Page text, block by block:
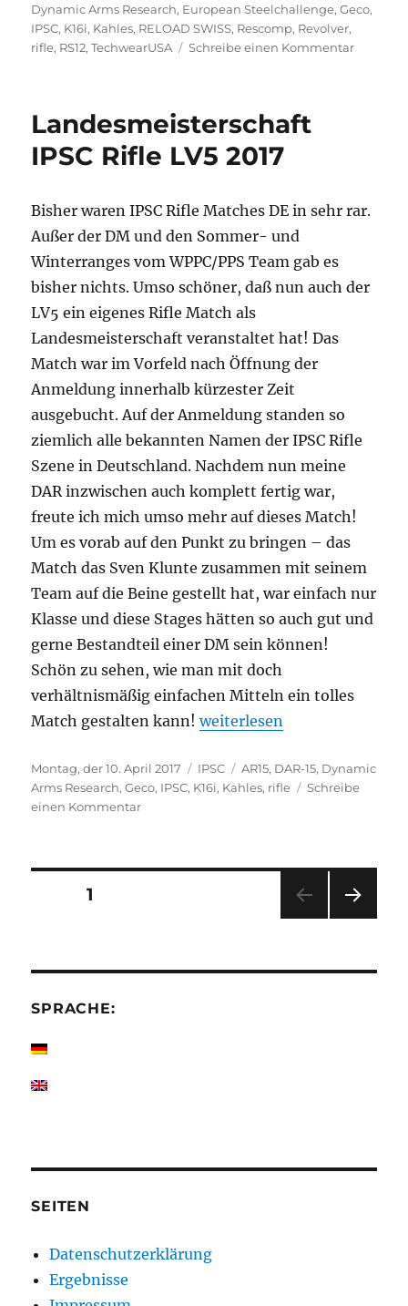
am
Dynamic Arms Research, European Steelchallenge,Geco,
IPSC, K16i, Kahles, RELOAD SWISS, Rescomp, Revolver,
rifle, RS12,TechwearUSA Schreibe einen Kommentarzu
Rifle,
Landesmeisterschaft
IPSC Rifle LV5 2017
Bisher waren IPSC Rifle Matches DE in sehr rar.
Außer der DM und den Sommer- und
Winterranges vom WPPC/PPS Team gab es
bisher nichts. Umso schöner, daß nun auch der
LV5 ein eigenes Rifle Match als
Landesmeisterschaft veranstaltet hat! Das
Match war im Vorfeld nach Öffnung der
Anmeldung innerhalb kürzester Zeit
ausgebucht. Auf der Anmeldung standen so
ziemlich alle bekannten Namen der IPSC Rifle
Szene in Deutschland. Nachdem nun meine
DAR inzwischen auch komplett fertig war,
freute ich mich umso mehr auf dieses Match!
Um es vorab auf den Punkt zu bringen – das
Match das Sven Klunte zusammen mit seinem
Team auf die Beine gestellt hat, war einfach nur
Klasse und diese Stages hätten so auch gut und
gerne Bestandteil einer DM sein können!
Schön zu sehen, wie man mit doch
verhältnismäßig einfachen Mitteln ein tolles
Match gestalten kann!„Landesmeisterschaft IPSC
weiterlesen
Veröffentlicht
am
Montag, der 10. April 2017 Kategorien
IPSC Schlagwörter
AR15, DAR-15, Dynamic
Arms Research,Geco, IPSC, K16i, Kahles, rifle
Schreibe
einen Kommentarzu
Seitennummerierung
Beiträge
SEITE1
E
SPRACHE:
SEITEN
Datenschutzerklärung
Ergebnisse